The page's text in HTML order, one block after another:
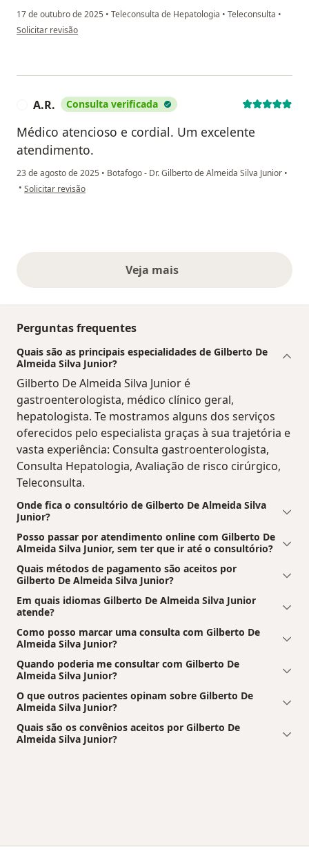
17 de outubro de 2025 • Teleconsulta de Hepatologia • Teleconsulta •
na opinião do utilizador (Junior)
Solicitar revisão
A.R. Consulta verificada
Médico atencioso e cordial. Um excelente
atendimento.
23 de agosto de 2025 • Botafogo - Dr. Gilberto de Almeida Silva Junior •
• na opinião do utilizador A.R.
Solicitar revisão
Veja maisopiniões acima
Perguntas frequentes
Quais são as principais especialidades de Gilberto De
Almeida Silva Junior?
Gilberto De Almeida Silva Junior é
gastroenterologista, médico clínico geral,
hepatologista. Te mostramos alguns dos serviços
oferecidos pelo especialista graças à sua trajetória e
vasta experiência: Consulta gastroenterologista,
Consulta Hepatologia, Avaliação de risco cirúrgico,
Teleconsulta.
Onde fica o consultório de Gilberto De Almeida Silva
Junior?
Posso passar por atendimento online com Gilberto De
Almeida Silva Junior, sem ter que ir até o consultório?
Quais métodos de pagamento são aceitos por
Gilberto De Almeida Silva Junior?
Em quais idiomas Gilberto De Almeida Silva Junior
atende?
Como posso marcar uma consulta com Gilberto De
Almeida Silva Junior?
Quando poderia me consultar com Gilberto De
Almeida Silva Junior?
O que outros pacientes opinam sobre Gilberto De
Almeida Silva Junior?
Quais são os convênios aceitos por Gilberto De
Almeida Silva Junior?